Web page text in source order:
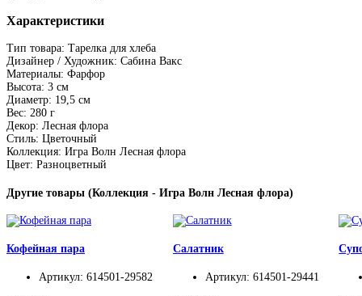
Характеристики
Тип товара: Тарелка для хлеба
Дизайнер / Художник: Сабина Вакс
Материалы: Фарфор
Высота: 3 см
Диаметр: 19,5 см
Вес: 280 г
Декор: Лесная флора
Стиль: Цветочный
Коллекция: Игра Волн Лесная флора
Цвет: Разноцветный
Другие товары (Коллекция - Игра Волн Лесная флора)
Кофейная пара
Артикул: 614501-29582
Салатник
Артикул: 614501-29441